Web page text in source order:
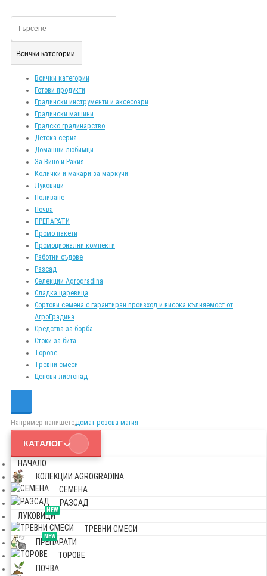
Всички категории
Всички категории
Готови продукти
Градински инструменти и аксесоари
Градински машини
Градско градинарство
Детска серия
Домашни любимци
За Вино и Ракия
Колички и макари за маркучи
Луковици
Поливане
Почва
ПРЕПАРАТИ
Промо пакети
Промоционални компекти
Работни съдове
Разсад
Селекции Agrogradina
Сладка царевица
Сортови семена с гарантиран произход и висока кълняемост от
АгроГрадина
Средства за борба
Стоки за бита
Торове
Тревни смеси
Ценови листопад
Например напишете,домат розова магия
КАТАЛОГ
НАЧАЛО
КОЛЕКЦИИ AGROGRADINA
СЕМЕНА
РАЗСАД
NEW
ЛУКОВИЦИ
ТРЕВНИ СМЕСИ
NEW
ПРЕПАРАТИ
ТОРОВЕ
ПОЧВА